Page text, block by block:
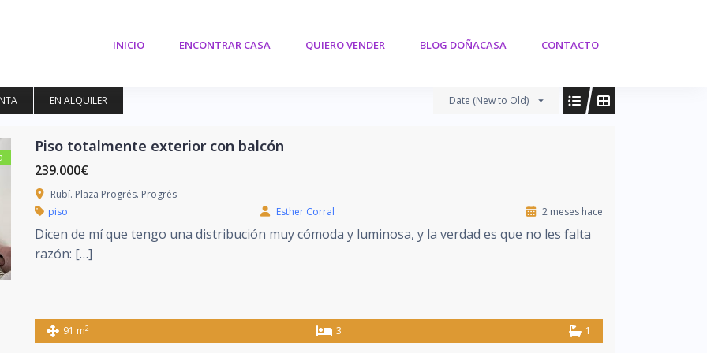
INICIO ENCONTRAR CASA QUIERO VENDER BLOG DOÑACASA CONTACTO
EN ALQUILER Date (New to Old)
Piso totalmente exterior con balcón
239.000€
Rubí. Plaza Progrés. Progrés
piso
Esther Corral 2 meses hace
Dicen de mí que tengo una distribución muy cómoda y luminosa, y la verdad es que no les falta
razón: […]
91 m2 3 1